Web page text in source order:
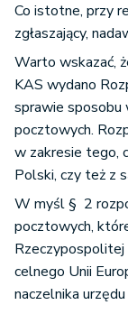
Co istotne, przy
zgłaszający,
Warto wskazać,
KAS wydano
sprawie sposobu
pocztowych.
w zakresie tego,
Polski, czy też z
W myśl § 2
pocztowych,
Rzeczypospolitej
celnego Unii
naczelnika